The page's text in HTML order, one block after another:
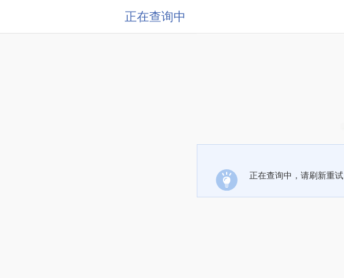
正在查询中
正在查询中，请刷新重试